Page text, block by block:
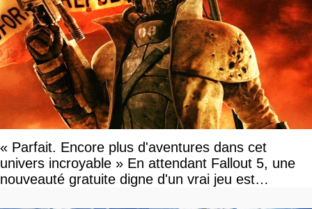
« Parfait. Encore plus d'aventures dans cet
univers incroyable » En attendant Fallout 5, une
nouveauté gratuite digne d'un vrai jeu est